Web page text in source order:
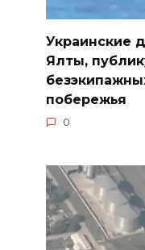
Украинские
Ялты,
побережья
0